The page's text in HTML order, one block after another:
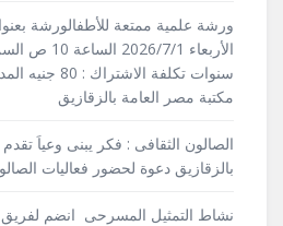
ورشة علمية ممتعة للأطفالورشة
سنوات تكلفة
مكتبة مصر العامة بالزقازيق
الصالون الثقافى : فكر يبنى وعياَ
بالزقازيق دعوة لحضور فعاليات
نشاط التمثيل المسرحى انضم لفريق